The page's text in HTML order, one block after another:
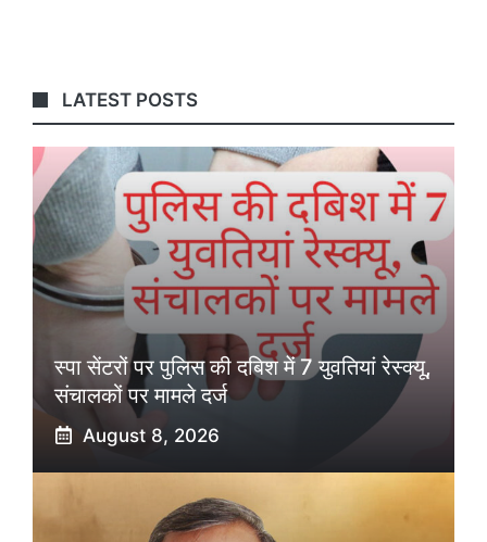
LATEST POSTS
स्पा सेंटरों पर पुलिस की दबिश में 7 युवतियां रेस्क्यू,
संचालकों पर मामले दर्ज
August 8, 2026